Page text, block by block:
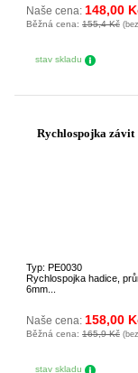
Naše cena: 148,00
Běžná cena: 155,4 Kč
stav skladu
Rychlospojka závit
Typ: PE0030
Rychlospojka hadice,
6mm...
Naše cena: 158,00
Běžná cena: 165,9 Kč
stav skladu